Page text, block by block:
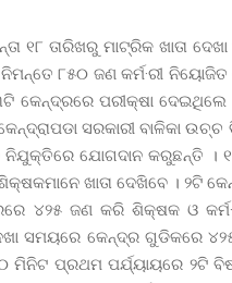
୧୮ ତାରିଖରୁ ମାଟ୍ରିକ ଖାତା
ନିମନ୍ତେ ୮୫୦ ଜଣ କର୍ମ·ରୀ
କେନ୍ଦ୍ରରେ ପରୀକ୍ଷା
ସରକାରୀ ବାଳିକା ଉଚ୍ଚ
ନିଯୁକ୍ତିରେ ଯୋଗଦାନ କରୁଛନ୍ତି ।
ଖାତା ଦେଖିବେ । ୨ଟି
୪୨୫ ଜଣ କରି ଶିକ୍ଷକ ଓ
ସମୟରେ କେନ୍ଦ୍ର ଗୁଡିକରେ ୪୨୫
ପ୍ରଥମ ପର୍ଯ୍ୟାୟରେ ୨ଟି